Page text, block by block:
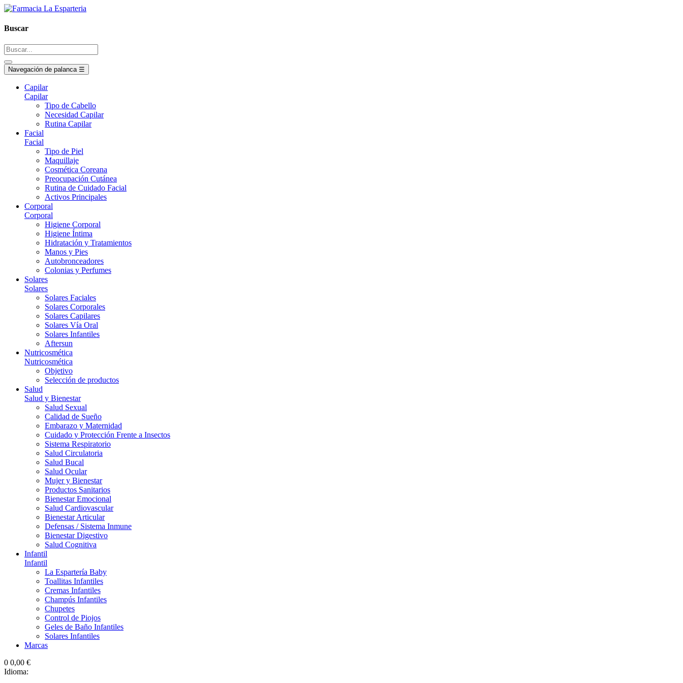
Buscar
Navegación de palanca ☰
Capilar
Capilar
Tipo de Cabello
Necesidad Capilar
Rutina Capilar
Facial
Facial
Tipo de Piel
Maquillaje
Cosmética Coreana
Preocupación Cutánea
Rutina de Cuidado Facial
Activos Principales
Corporal
Corporal
Higiene Corporal
Higiene Íntima
Hidratación y Tratamientos
Manos y Pies
Autobronceadores
Colonias y Perfumes
Solares
Solares
Solares Faciales
Solares Corporales
Solares Capilares
Solares Vía Oral
Solares Infantiles
Aftersun
Nutricosmética
Nutricosmética
Objetivo
Selección de productos
Salud
Salud y Bienestar
Salud Sexual
Calidad de Sueño
Embarazo y Maternidad
Cuidado y Protección Frente a Insectos
Sistema Respiratorio
Salud Circulatoria
Salud Bucal
Salud Ocular
Mujer y Bienestar
Productos Sanitarios
Bienestar Emocional
Salud Cardiovascular
Bienestar Articular
Defensas / Sistema Inmune
Bienestar Digestivo
Salud Cognitiva
Infantil
Infantil
La Espartería Baby
Toallitas Infantiles
Cremas Infantiles
Champús Infantiles
Chupetes
Control de Piojos
Geles de Baño Infantiles
Solares Infantiles
Marcas
0 0,00 €
Idioma: